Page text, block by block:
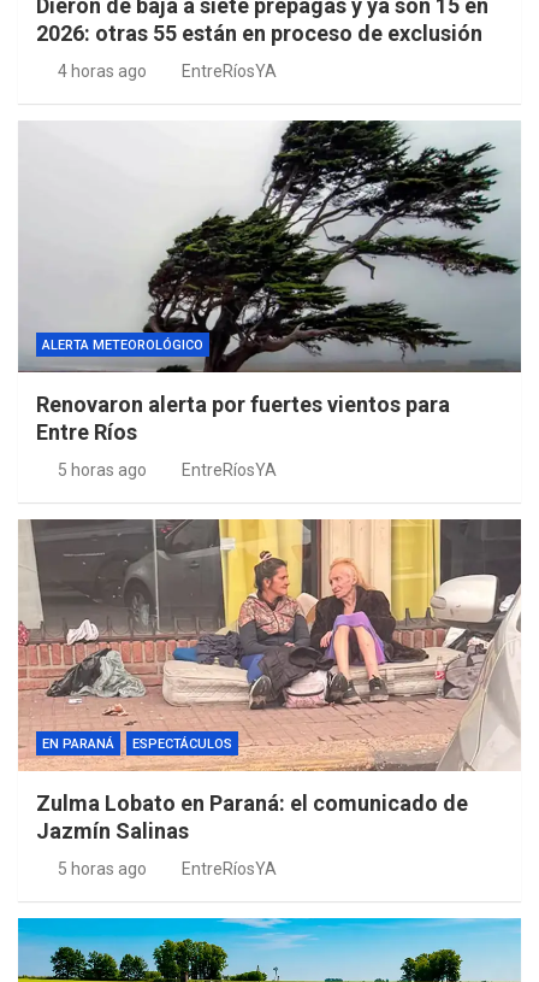
Dieron de baja a siete prepagas y ya son 15 en
2026: otras 55 están en proceso de exclusión
4 horas ago EntreRíosYA
ALERTA METEOROLÓGICO
Renovaron alerta por fuertes vientos para
Entre Ríos
5 horas ago EntreRíosYA
EN PARANÁ ESPECTÁCULOS
Zulma Lobato en Paraná: el comunicado de
Jazmín Salinas
5 horas ago EntreRíosYA